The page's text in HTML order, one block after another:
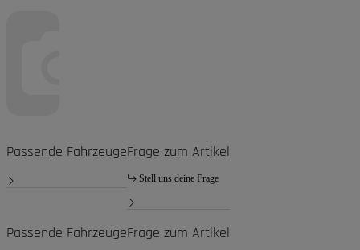
Passende FahrzeugeFrage zum Artikel
Stell uns deine Frage
Passende FahrzeugeFrage zum Artikel